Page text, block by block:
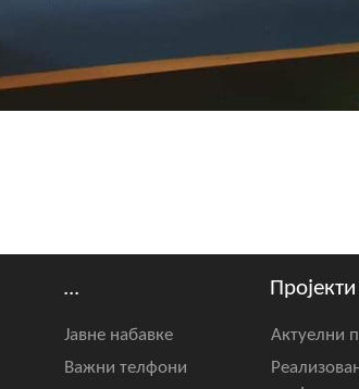
...
Јавне набавке
Важни телфони
Пројекти
Актуелни